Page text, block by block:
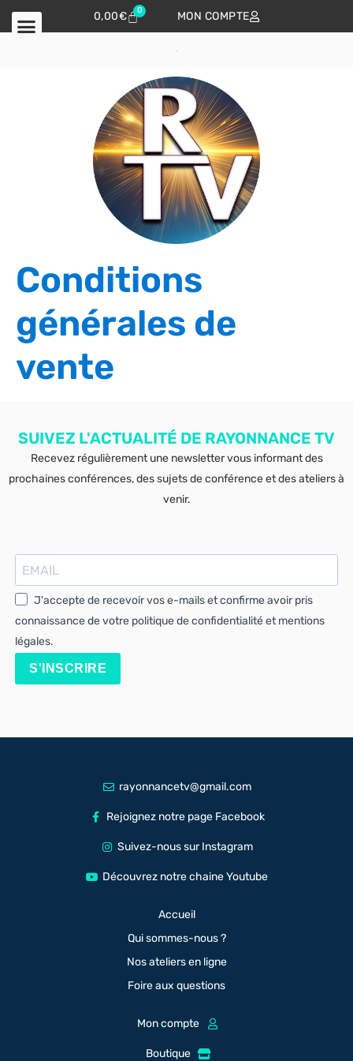
0,00€ 0 MON COMPTE
Conditions
générales de
vente
SUIVEZ L'ACTUALITÉ DE RAYONNANCE TV
Recevez régulièrement une newsletter vous informant des
prochaines conférences, des sujets de conférence et des ateliers à
venir.
J'accepte de recevoir vos e-mails et confirme avoir pris
connaissance de votre politique de confidentialité et mentions
légales.
S'INSCRIRE
rayonnancetv@gmail.com
Rejoignez notre page Facebook
Suivez-nous sur Instagram
Découvrez notre chaine Youtube
Accueil
Qui sommes-nous ?
Nos ateliers en ligne
Foire aux questions
Mon compte
Boutique